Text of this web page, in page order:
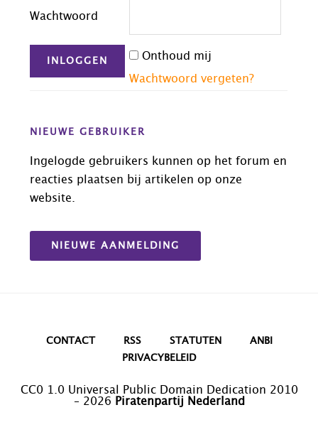
Wachtwoord
Onthoud mij
Wachtwoord vergeten?
NIEUWE GEBRUIKER
Ingelogde gebruikers kunnen op het forum en
reacties plaatsen bij artikelen op onze
website.
NIEUWE AANMELDING
CONTACT RSS STATUTEN
ANBI
PRIVACYBELEID
CC0 1.0 Universal Public Domain Dedication 2010
– 2026 Piratenpartij Nederland